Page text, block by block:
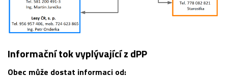
Informační tok vyplývající z dPP
Obec může dostat informaci od: